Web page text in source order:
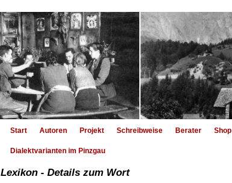
Start Autoren Projekt Schreibweise Berater Shop
Dialektvarianten im Pinzgau
Lexikon - Details zum Wort